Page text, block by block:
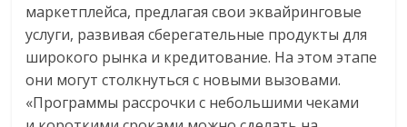
маркетплейса, предлагая свои эквайринговые
услуги, развивая сберегательные продукты для
широкого рынка и кредитование. На этом этапе
они могут столкнуться с новыми вызовами.
«Программы рассрочки с небольшими чеками